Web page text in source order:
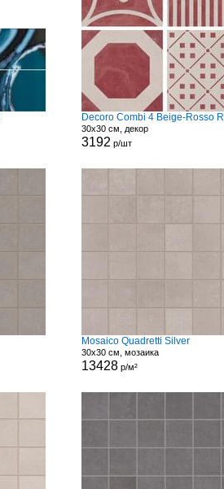
Decoro Combi 4 Beige-Rosso
30x30 см, декор
3192 р/шт
Mosaico Quadretti Silver
30x30 см, мозаика
13428р/м²